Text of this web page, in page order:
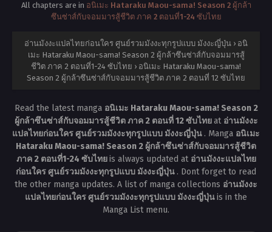
All chapters are in อนิเมะ Hataraku Maou-sama! Season 2 ผู้กล้า
ซึนซ่าส์กับจอมมารสู้ชีวิต ภาค 2 ตอนที่1-24 ซับไทย
อ่านมังงะแปลไทยก่อนใคร ศูนย์รวมมังงะทุกรูปแบบ มังงะญี่ปุ่น › อนิ
เมะ Hataraku Maou-sama! Season 2 ผู้กล้าซึนซ่าส์กับจอมมารสู้
ชีวิต ภาค 2 ตอนที่1-24 ซับไทย › อนิเมะ Hataraku Maou-sama!
Season 2 ผู้กล้าซึนซ่าส์กับจอมมารสู้ชีวิต ภาค 2 ตอนที่ 12 ซับไทย
Read the latest manga อนิเมะ Hataraku Maou-sama! Season 2
ผู้กล้าซึนซ่าส์กับจอมมารสู้ชีวิต ภาค 2 ตอนที่ 12 ซับไทยat อ่านมังงะ
แปลไทยก่อนใคร ศูนย์รวมมังงะทุกรูปแบบ มังงะญี่ปุ่น . Manga อนิเมะ
Hataraku Maou-sama! Season 2 ผู้กล้าซึนซ่าส์กับจอมมารสู้ชีวิต
ภาค 2 ตอนที่1-24 ซับไทยis always updated at อ่านมังงะแปลไทย
ก่อนใคร ศูนย์รวมมังงะทุกรูปแบบ มังงะญี่ปุ่น . Dont forget to read
the other manga updates. A list of manga collections อ่านมังงะ
แปลไทยก่อนใคร ศูนย์รวมมังงะทุกรูปแบบ มังงะญี่ปุ่นis in the
Manga List menu.